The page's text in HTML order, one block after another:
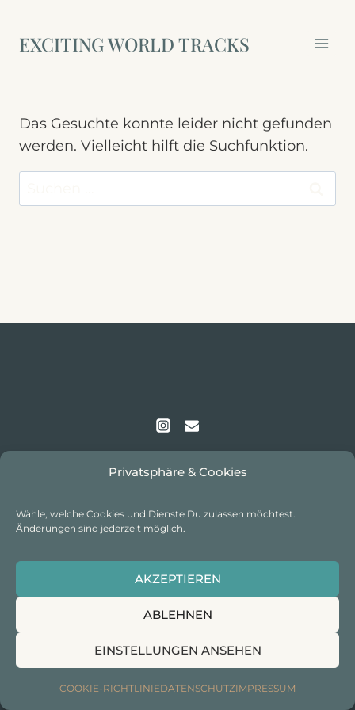
Privatsphäre & Cookies
Wähle, welche Cookies und Dienste Du zulassen möchtest.
Änderungen sind jederzeit möglich.
AKZEPTIEREN
ABLEHNEN
EINSTELLUNGEN ANSEHEN
COOKIE-RICHTLINIEDATENSCHUTZIMPRESSUM
springen
EXCITING WORLD TRACKS
Das Gesuchte konnte leider nicht gefunden
werden. Vielleicht hilft die Suchfunktion.
nach:
DATENSCHUTZ
RICHTLINIE
© 2026 excitingworldtracks I Alle Rechte vorbehalten